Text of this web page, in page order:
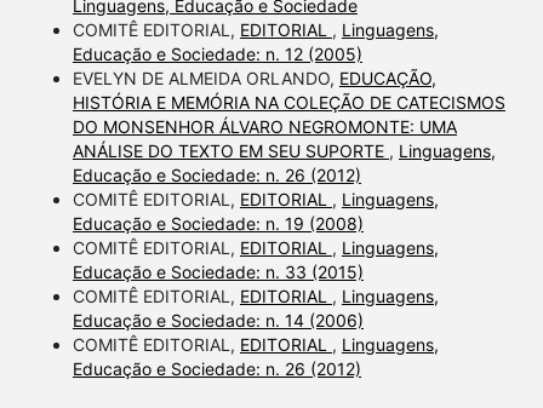
Linguagens, Educação e Sociedade
COMITÊ EDITORIAL, EDITORIAL , Linguagens,
Educação e Sociedade: n. 12 (2005)
EVELYN DE ALMEIDA ORLANDO, EDUCAÇÃO,
HISTÓRIA E MEMÓRIA NA COLEÇÃO DE CATECISMOS
DO MONSENHOR ÁLVARO NEGROMONTE: UMA
ANÁLISE DO TEXTO EM SEU SUPORTE , Linguagens,
Educação e Sociedade: n. 26 (2012)
COMITÊ EDITORIAL, EDITORIAL , Linguagens,
Educação e Sociedade: n. 19 (2008)
COMITÊ EDITORIAL, EDITORIAL , Linguagens,
Educação e Sociedade: n. 33 (2015)
COMITÊ EDITORIAL, EDITORIAL , Linguagens,
Educação e Sociedade: n. 14 (2006)
COMITÊ EDITORIAL, EDITORIAL , Linguagens,
Educação e Sociedade: n. 26 (2012)